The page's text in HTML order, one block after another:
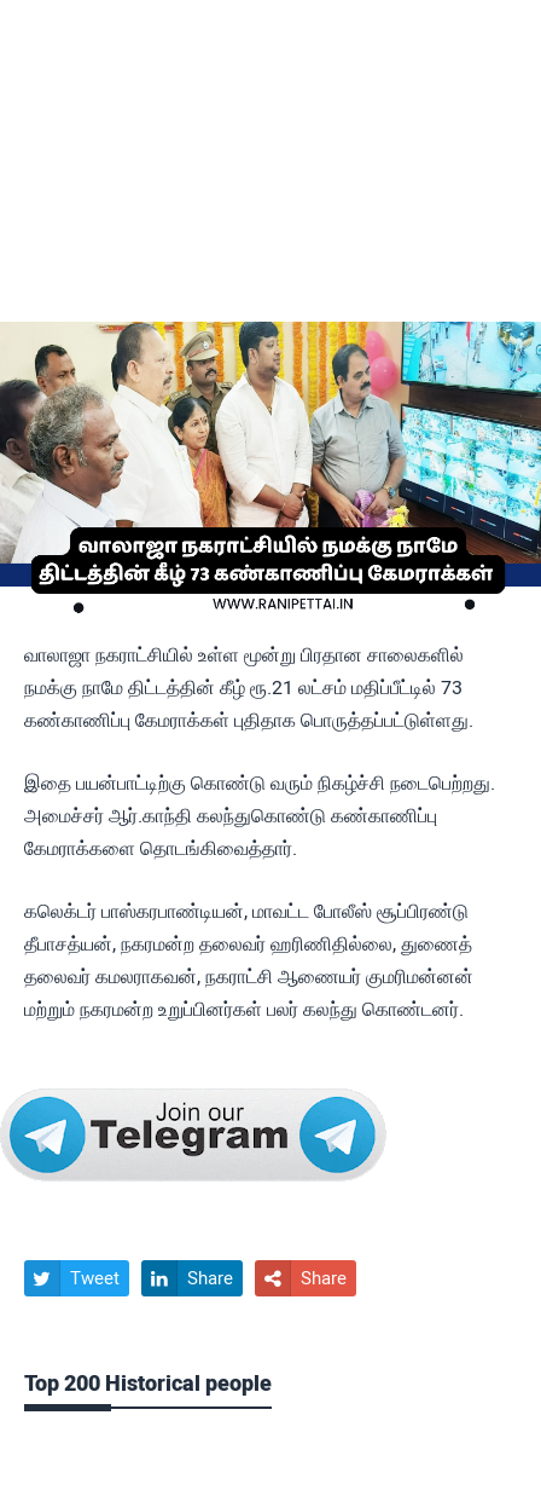
வாலாஜா நகராட்சியில் உள்ள மூன்று பிரதான சாலைகளில்
நமக்கு நாமே திட்டத்தின் கீழ் ரூ.21 லட்சம் மதிப்பீட்டில் 73
கண்காணிப்பு கேமராக்கள் புதிதாக பொருத்தப்பட்டுள்ளது.
இதை பயன்பாட்டிற்கு கொண்டு வரும் நிகழ்ச்சி நடைபெற்றது.
அமைச்சர் ஆர்.காந்தி கலந்துகொண்டு கண்காணிப்பு
கேமராக்களை தொடங்கிவைத்தார்.
கலெக்டர் பாஸ்கரபாண்டியன், மாவட்ட போலீஸ் சூப்பிரண்டு
தீபாசத்யன், நகரமன்ற தலைவர் ஹரிணிதில்லை, துணைத்
தலைவர் கமலராகவன், நகராட்சி ஆணையர் குமரிமன்னன்
மற்றும் நகரமன்ற உறுப்பினர்கள் பலர் கலந்து கொண்டனர்.
 Tweet  Share  Share
Top 200 Historical people